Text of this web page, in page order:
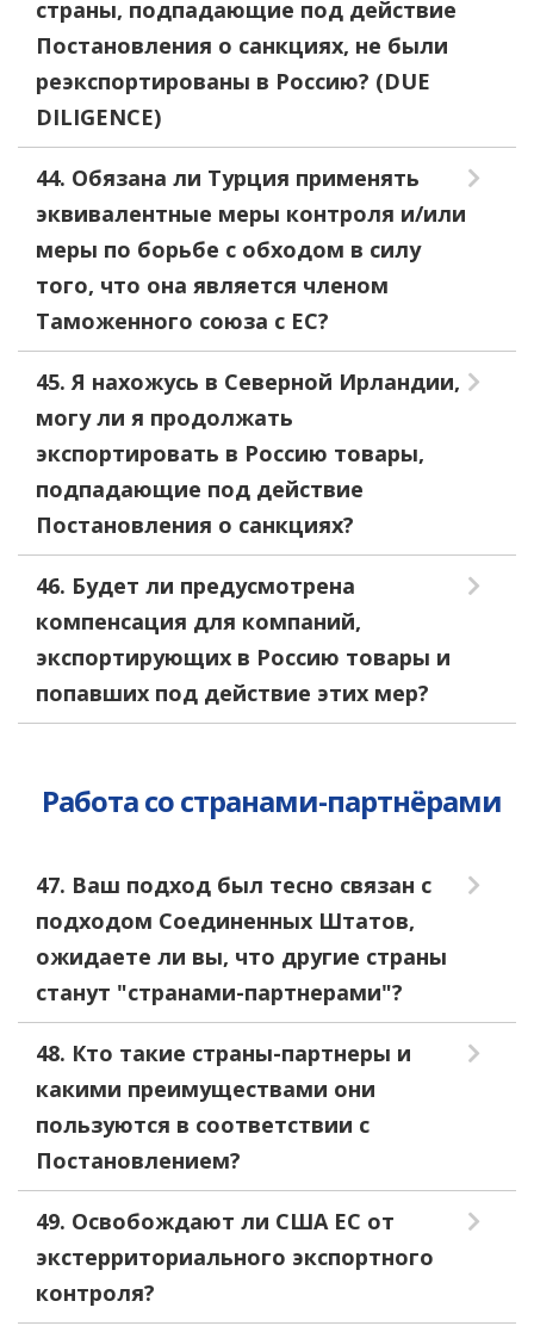
страны, подпадающие под действие
Постановления о санкциях, не были
реэкспортированы в Россию? (DUE
DILIGENCE)
44. Обязана ли Турция применять
эквивалентные меры контроля и/или
меры по борьбе с обходом в силу
того, что она является членом
Таможенного союза с ЕС?
45. Я нахожусь в Северной Ирландии,
могу ли я продолжать
экспортировать в Россию товары,
подпадающие под действие
Постановления о санкциях?
46. Будет ли предусмотрена
компенсация для компаний,
экспортирующих в Россию товары и
попавших под действие этих мер?
Работа со странами-партнёрами
47. Ваш подход был тесно связан с
подходом Соединенных Штатов,
ожидаете ли вы, что другие страны
станут "странами-партнерами"?
48. Кто такие страны-партнеры и
какими преимуществами они
пользуются в соответствии с
Постановлением?
49. Освобождают ли США ЕС от
экстерриториального экспортного
контроля?